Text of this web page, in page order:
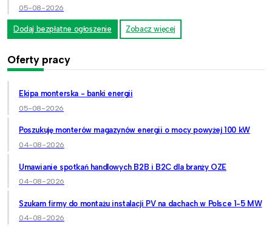
05-08-2026
Dodaj bezpłatne ogłoszenie Zobacz więcej
Oferty pracy
Ekipa monterska - banki energii
05-08-2026
Poszukuję monterów magazynów energii o mocy powyżej 100 kW
04-08-2026
Umawianie spotkań handlowych B2B i B2C dla branży OZE
04-08-2026
Szukam firmy do montażu instalacji PV na dachach w Polsce 1-5 MW
04-08-2026